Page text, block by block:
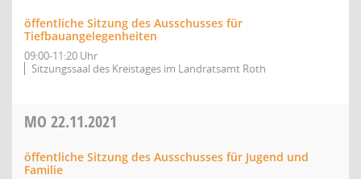
öffentliche Sitzung des Ausschusses für
Tiefbauangelegenheiten
09:00-11:20 Uhr
Sitzungssaal des Kreistages im Landratsamt Roth
MO 22.11.2021
öffentliche Sitzung des Ausschusses für Jugend und
Familie